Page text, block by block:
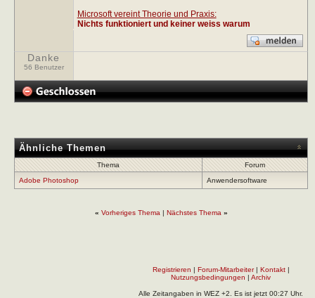
Microsoft vereint Theorie und Praxis:
Nichts funktioniert und keiner weiss warum
Danke
56 Benutzer
Ähnliche Themen
Thema
Forum
Adobe Photoshop
Anwendersoftware
« Vorheriges Thema | Nächstes Thema »
Registrieren | Forum-Mitarbeiter| Kontakt|
Nutzungsbedingungen | Archiv
Alle Zeitangaben in WEZ +2. Es ist jetzt 00:27 Uhr.